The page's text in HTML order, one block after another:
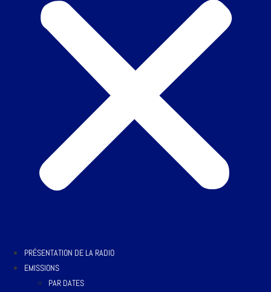
PRÉSENTATION DE LA RADIO
EMISSIONS
PAR DATES